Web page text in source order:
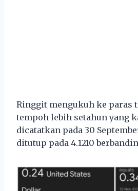
Ringgit mengukuh ke paras
tempoh lebih setahun yang
dicatatkan pada 30
ditutup pada 4.1210